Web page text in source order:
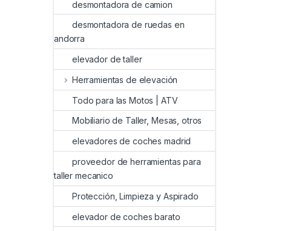
desmontadora de camion
desmontadora de ruedas en
andorra
elevador de taller
Herramientas de elevación
Todo para las Motos | ATV
Mobiliario de Taller, Mesas, otros
elevadores de coches madrid
proveedor de herramientas para
taller mecanico
Protección, Limpieza y Aspirado
elevador de coches barato